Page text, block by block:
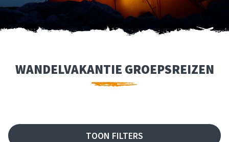
WANDELVAKANTIE GROEPSREIZEN
TOON FILTERS